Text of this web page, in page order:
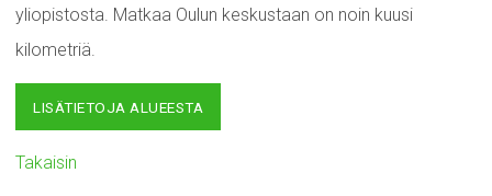
yliopistosta. Matkaa Oulun keskustaan on noin kuusi
kilometriä.
LISÄTIETOJA ALUEESTA
Takaisin